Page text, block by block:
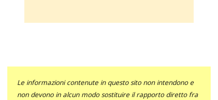
Le informazioni contenute in questo sito non intendono e
non devono in alcun modo sostituire il rapporto diretto fra